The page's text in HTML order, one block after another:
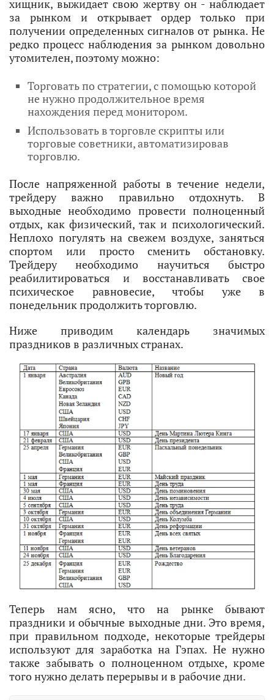
хищник, выжидает свою жертву он - наблюдает
за рынком и открывает ордер только при
получении определенных сигналов от рынка. Не
редко процесс наблюдения за рынком довольно
утомителен, поэтому можно:
Торговать по стратегии, с помощью которой
не нужно продолжительное время
нахождения перед монитором.
Использовать в торговле скрипты или
торговые советники, автоматизировав
торговлю.
После напряженной работы в течение недели,
трейдеру важно правильно отдохнуть. В
выходные необходимо провести полноценный
отдых, как физический, так и психологический.
Неплохо погулять на свежем воздухе, заняться
спортом или просто сменить обстановку.
Трейдеру необходимо научиться быстро
реабилитироваться и восстанавливать свое
психическое равновесие, чтобы уже в
понедельник продолжить торговлю.
Ниже приводим календарь значимых
праздников в различных странах.
Теперь нам ясно, что на рынке бывают
праздники и обычные выходные дни. Это время,
при правильном подходе, некоторые трейдеры
используют для заработка на Гэпах. Не нужно
также забывать о полноценном отдыхе, кроме
того нужно делать перерывы и в рабочие дни.